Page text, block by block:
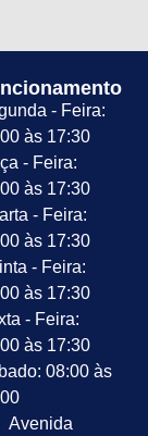
- Feira:
às 17:30
- Feira:
às 17:30
- Feira:
às 17:30
- Feira:
às 17:30
- Feira:
às 17:30
08:00 às
Avenida